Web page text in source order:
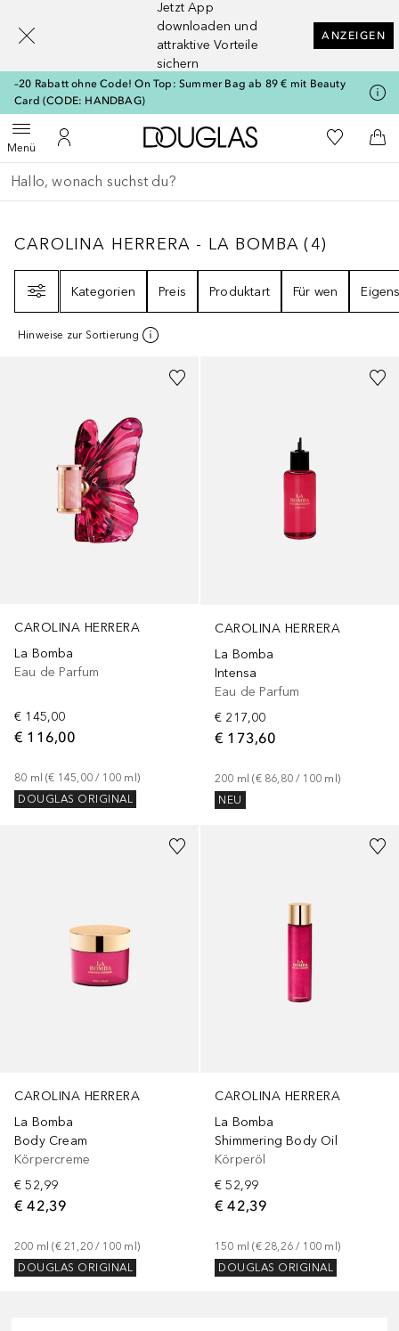
Jetzt App
downloaden und
attraktive Vorteile
sichern
ANZEIGEN
–20 Rabatt ohne Code! On Top: Summer Bag ab 89 € mit Beauty
Card (CODE: HANDBAG)
MenüMenü öffnenZu Meinem Kundenkonto
Zur Douglas Startseite
Zu Meiner
Gehe zurück
Suche ausführen
CAROLINA HERRERA - LA BOMBA4
CAROLINA HERRERA - LA BOMBA (4)
Kategorien
Preis Produktart Für wen
Hinweise zur Sortierung
CAROLINA HERRERA
La Bomba
Eau de Parfum
€ 145,00
€ 116,00
80 ml (€ 145,00 / 100 ml )
DOUGLAS ORIGINAL
CAROLINA HERRERA
La Bomba
Intensa
Eau de Parfum
€ 217,00
€ 173,60
200 ml (€ 86,80 / 100 ml )
NEU
CAROLINA HERRERA
La Bomba
Body Cream
Körpercreme
€ 52,99
€ 42,39
200 ml (€ 21,20 / 100 ml )
DOUGLAS ORIGINAL
CAROLINA HERRERA
La Bomba
Shimmering Body Oil
Körperöl
€ 52,99
€ 42,39
150 ml (€ 28,26 / 100 ml )
DOUGLAS ORIGINAL
[navigation.slideout.screenreader]